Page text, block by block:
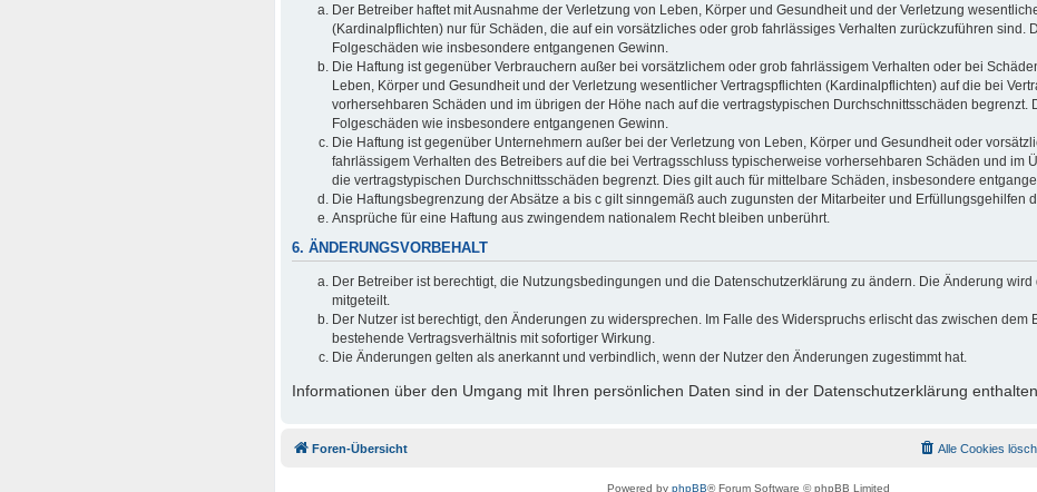
Der Betreiber haftet mit Ausnahme der Verletzung von Leben, Körper und Gesundheit und der Verletzung
(Kardinalpflichten) nur für Schäden, die auf ein vorsätzliches oder grob fahrlässiges Verhalten zurückzuführen sind.
Folgeschäden wie insbesondere entgangenen Gewinn.
Die Haftung ist gegenüber Verbrauchern außer bei vorsätzlichem oder grob fahrlässigem Verhalten oder bei
Leben, Körper und Gesundheit und der Verletzung wesentlicher Vertragspflichten (Kardinalpflichten) auf die bei
vorhersehbaren Schäden und im übrigen der Höhe nach auf die vertragstypischen Durchschnittsschäden begrenzt.
Folgeschäden wie insbesondere entgangenen Gewinn.
Die Haftung ist gegenüber Unternehmern außer bei der Verletzung von Leben, Körper und Gesundheit oder
fahrlässigem Verhalten des Betreibers auf die bei Vertragsschluss typischerweise vorhersehbaren Schäden und im
die vertragstypischen Durchschnittsschäden begrenzt. Dies gilt auch für mittelbare Schäden, insbesondere
Die Haftungsbegrenzung der Absätze a bis c gilt sinngemäß auch zugunsten der Mitarbeiter und Erfüllungsgehilfen
Ansprüche für eine Haftung aus zwingendem nationalem Recht bleiben unberührt.
6. ÄNDERUNGSVORBEHALT
Der Betreiber ist berechtigt, die Nutzungsbedingungen und die Datenschutzerklärung zu ändern. Die Änderung wird
mitgeteilt.
Der Nutzer ist berechtigt, den Änderungen zu widersprechen. Im Falle des Widerspruchs erlischt das zwischen dem
bestehende Vertragsverhältnis mit sofortiger Wirkung.
Die Änderungen gelten als anerkannt und verbindlich, wenn der Nutzer den Änderungen zugestimmt hat.
Informationen über den Umgang mit Ihren persönlichen Daten sind in der Datenschutzerklärung enthalten.
Foren-Übersicht Alle Cookies
Powered by phpBB® Forum Software © phpBB Limited